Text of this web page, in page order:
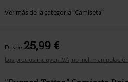
Ver más de la categoría "Camiseta"
Desde 25,99 €
Los precios incluyen IVA, no incl.